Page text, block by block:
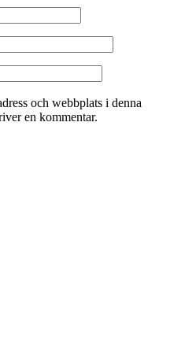
och webbplats i denna
en kommentar.